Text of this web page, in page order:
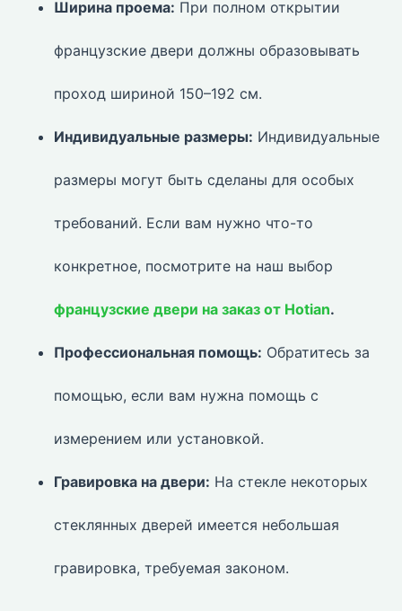
Ширина проема: При полном открытии
французские двери должны образовывать
проход шириной 150–192 см.
Индивидуальные размеры: Индивидуальные
размеры могут быть сделаны для особых
требований. Если вам нужно что-то
конкретное, посмотрите на наш выбор
французские двери на заказ от Hotian.
Профессиональная помощь: Обратитесь за
помощью, если вам нужна помощь с
измерением или установкой.
Гравировка на двери: На стекле некоторых
стеклянных дверей имеется небольшая
гравировка, требуемая законом.